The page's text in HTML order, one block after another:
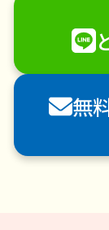
ハウスク
襖（ふ
害獣駆
無